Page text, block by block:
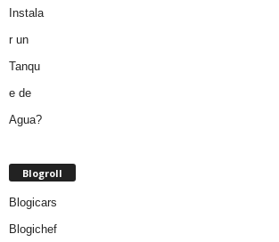
Blogroll
Blogicars
Blogichef